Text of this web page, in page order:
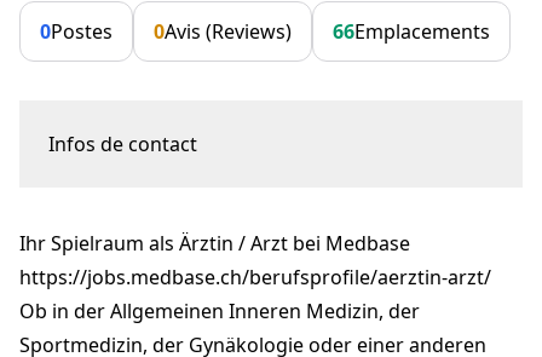
0Postes 0Avis (Reviews) 66Emplacements
Infos de contact
fribourg@medbase.ch
+41 26 309 28 30
medbase.ch
Ihr Spielraum als Ärztin / Arzt bei Medbase
https://jobs.medbase.ch/berufsprofile/aerztin-arzt/
Ob in der Allgemeinen Inneren Medizin, der
Sportmedizin, der Gynäkologie oder einer anderen